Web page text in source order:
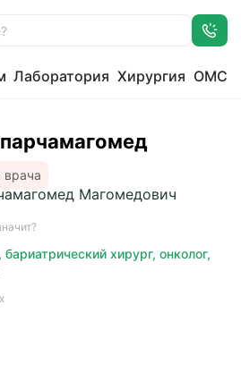
Лаборатория Хирургия ОМС
врача
бариатрический хирург, онколог,